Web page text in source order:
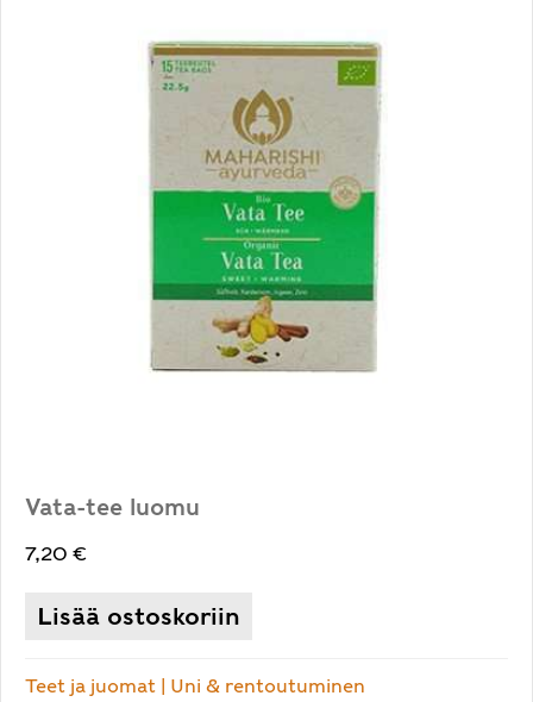
Vata-tee luomu
7,20 €
Lisää ostoskoriin
Teet ja juomat | Uni & rentoutuminen